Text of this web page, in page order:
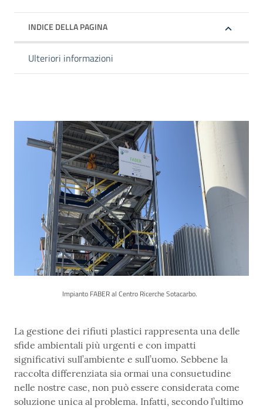
INDICE DELLA PAGINA
Ulteriori informazioni
Impianto FABER al Centro Ricerche Sotacarbo.
La gestione dei rifiuti plastici rappresenta una delle
sfide ambientali più urgenti e con impatti
significativi sull’ambiente e sull’uomo. Sebbene la
raccolta differenziata sia ormai una consuetudine
nelle nostre case, non può essere considerata come
soluzione unica al problema. Infatti, secondo l’ultimo